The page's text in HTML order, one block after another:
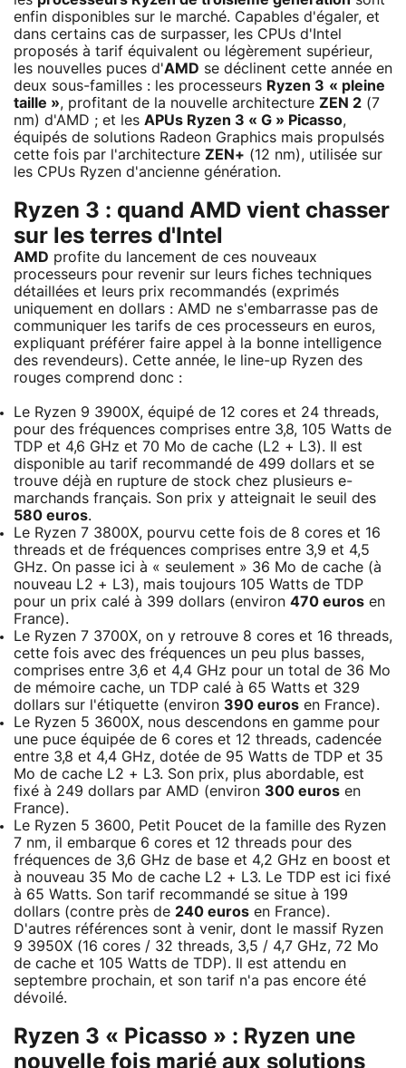
enfin disponibles sur le marché. Capables d'égaler, et
dans certains cas de surpasser, les CPUs d'Intel
proposés à tarif équivalent ou légèrement supérieur,
les nouvelles puces d'AMD se déclinent cette année en
deux sous-familles : les processeurs Ryzen 3 « pleine
taille », profitant de la nouvelle architecture ZEN 2 (7
nm) d'AMD ; et les APUs Ryzen 3 « G » Picasso,
équipés de solutions Radeon Graphics mais propulsés
cette fois par l'architecture ZEN+ (12 nm), utilisée sur
les CPUs Ryzen d'ancienne génération.
Ryzen 3 : quand AMD vient chasser
sur les terres d'Intel
AMD profite du lancement de ces nouveaux
processeurs pour revenir sur leurs fiches techniques
détaillées et leurs prix recommandés (exprimés
uniquement en dollars : AMD ne s'embarrasse pas de
communiquer les tarifs de ces processeurs en euros,
expliquant préférer faire appel à la bonne intelligence
des revendeurs). Cette année, le line-up Ryzen des
rouges comprend donc :
Le Ryzen 9 3900X, équipé de 12 cores et 24 threads,
pour des fréquences comprises entre 3,8, 105 Watts de
TDP et 4,6 GHz et 70 Mo de cache (L2 + L3). Il est
disponible au tarif recommandé de 499 dollars et se
trouve déjà en rupture de stock chez plusieurs e-
marchands français. Son prix y atteignait le seuil des
580 euros.
Le Ryzen 7 3800X, pourvu cette fois de 8 cores et 16
threads et de fréquences comprises entre 3,9 et 4,5
GHz. On passe ici à « seulement » 36 Mo de cache (à
nouveau L2 + L3), mais toujours 105 Watts de TDP
pour un prix calé à 399 dollars (environ 470 euros en
France).
Le Ryzen 7 3700X, on y retrouve 8 cores et 16 threads,
cette fois avec des fréquences un peu plus basses,
comprises entre 3,6 et 4,4 GHz pour un total de 36 Mo
de mémoire cache, un TDP calé à 65 Watts et 329
dollars sur l'étiquette (environ 390 euros en France).
Le Ryzen 5 3600X, nous descendons en gamme pour
une puce équipée de 6 cores et 12 threads, cadencée
entre 3,8 et 4,4 GHz, dotée de 95 Watts de TDP et 35
Mo de cache L2 + L3. Son prix, plus abordable, est
fixé à 249 dollars par AMD (environ 300 euros en
France).
Le Ryzen 5 3600, Petit Poucet de la famille des Ryzen
7 nm, il embarque 6 cores et 12 threads pour des
fréquences de 3,6 GHz de base et 4,2 GHz en boost et
à nouveau 35 Mo de cache L2 + L3. Le TDP est ici fixé
à 65 Watts. Son tarif recommandé se situe à 199
dollars (contre près de 240 euros en France).
D'autres références sont à venir, dont le massif Ryzen
9 3950X (16 cores / 32 threads, 3,5 / 4,7 GHz, 72 Mo
de cache et 105 Watts de TDP). Il est attendu en
septembre prochain, et son tarif n'a pas encore été
dévoilé.
Ryzen 3 « Picasso » : Ryzen une
nouvelle fois marié aux solutions